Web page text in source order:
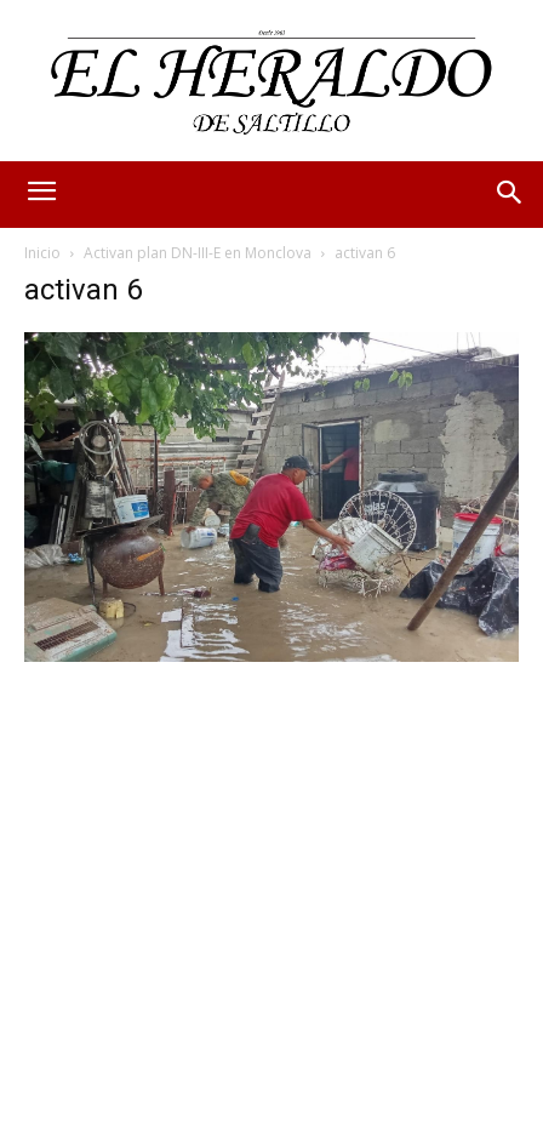
Inicio Activan plan DN-III-E en Monclova activan 6
activan 6